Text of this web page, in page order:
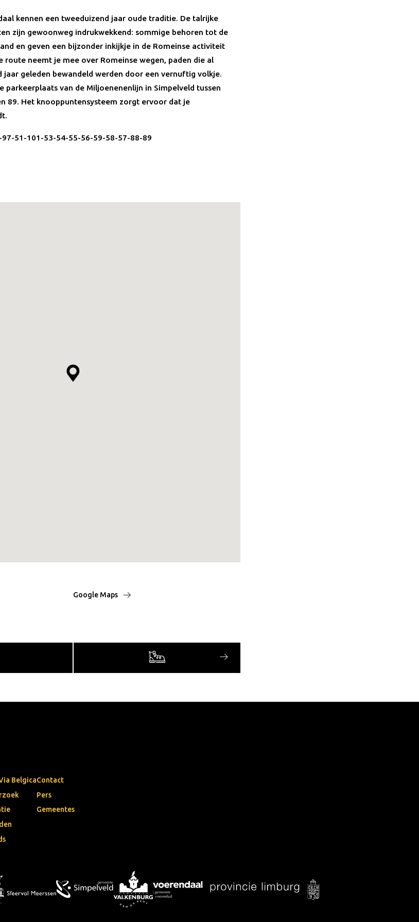
kennen een tweeduizend jaar oude traditie. De talrijke
zijn gewoonweg indrukwekkend: sommige behoren tot de
en geven een bijzonder inkijkje in de Romeinse activiteit
route neemt je mee over Romeinse wegen, paden die al
jaar geleden bewandeld werden door een vernuftig volkje.
parkeerplaats van de Miljoenenenlijn in Simpelveld tussen
89. Het knooppuntensysteem zorgt ervoor dat je
51-101-53-54-55-56-59-58-57-88-89
Google Maps
BelgicaContact
Pers
Gemeentes